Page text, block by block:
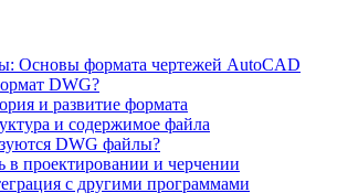
Основы формата чертежей AutoCAD
DWG?
и развитие формата
и содержимое файла
DWG файлы?
в проектировании и черчении
с другими программами